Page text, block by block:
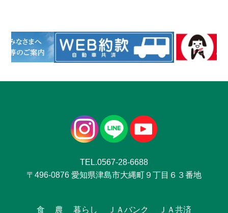
TEL.0567-28-6688
〒496-0876 愛知県津島市大縄町９丁目６３番地
食 農 暮らし ＪＡバンク ＪＡ共済